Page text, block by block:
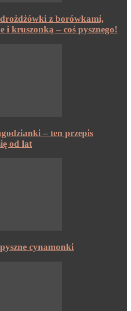
z borówkami,
i kruszonką – coś pysznego!
– ten przepis
od lat
cynamonki